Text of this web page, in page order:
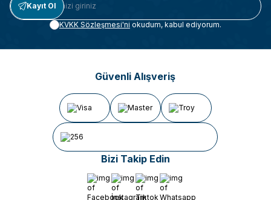
Kayıt Ol
KVKK Sözleşmesi'ni okudum, kabul ediyorum.
Güvenli Alışveriş
Bizi Takip Edin
Facebookİnstagram
Tiktok Whatsapp